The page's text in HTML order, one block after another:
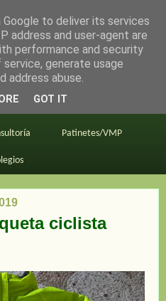
Primeros consejos
Patinetes/VMP
ciclista
to deliver its services
address and user-agent are
performance and security
generate usage
address abuse.
GOT IT